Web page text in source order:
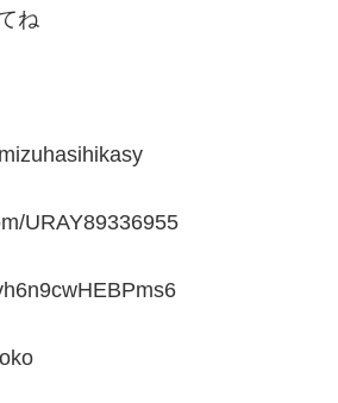
ね
URAY89336955